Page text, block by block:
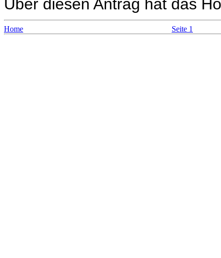
Über diesen Antrag hat das
Home Seite 1